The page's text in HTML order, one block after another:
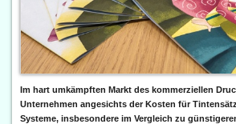
Im hart umkämpften Markt des kommerziellen
Unternehmen angesichts der Kosten für
Systeme, insbesondere im Vergleich zu